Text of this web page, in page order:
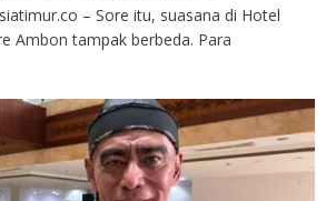
– Sore itu, suasana di Hotel
Ambon tampak berbeda. Para